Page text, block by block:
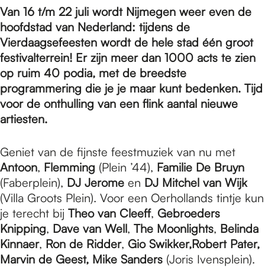
m
e
p
a
g
e
Van 16 t/m 22 juli wordt Nijmegen weer even de
hoofdstad van Nederland: tijdens de
Vierdaagsefeesten wordt de hele stad één groot
festivalterrein! Er zijn meer dan 1000 acts te zien
op ruim 40 podia, met de breedste
programmering die je je maar kunt bedenken. Tijd
voor de onthulling van een flink aantal nieuwe
artiesten.
Geniet van de fijnste feestmuziek van nu met
Antoon, Flemming (Plein ’44), Familie De Bruyn
(Faberplein), DJ Jerome en DJ Mitchel van Wijk
(Villa Groots Plein). Voor een Oerhollands tintje kun
je terecht bij Theo van Cleeff, Gebroeders
Knipping, Dave van Well, The Moonlights, Belinda
Kinnaer, Ron de Ridder, Gio Swikker,Robert Pater,
Marvin de Geest, Mike Sanders (Joris Ivensplein).